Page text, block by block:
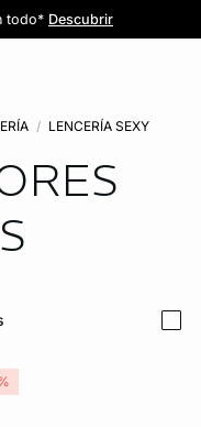
Comprar
19,99€Descubrir
por 35€Ver todas
todo* Descubrir
LENCERÍA SEXY